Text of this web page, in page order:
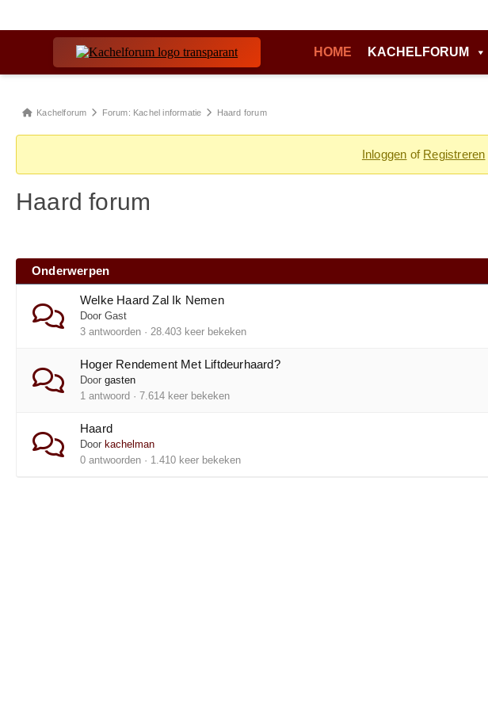
HOME KACHELFORUM
Forum
Je
bent
Kachelforum Forum: Kachel informatie Haard forum
Inloggen of Registreren
Haard forum
Onderwerpen
Welke Haard Zal Ik Nemen
Door Gast
3 antwoorden · 28.403 keer bekeken
Hoger Rendement Met Liftdeurhaard?
Door gasten
1 antwoord · 7.614 keer bekeken
Haard
Door kachelman
0 antwoorden · 1.410 keer bekeken